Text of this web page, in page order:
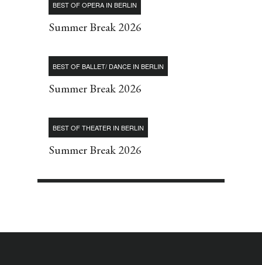
BEST OF OPERA IN BERLIN
Summer Break 2026
BEST OF BALLET/ DANCE IN BERLIN
Summer Break 2026
BEST OF THEATER IN BERLIN
Summer Break 2026